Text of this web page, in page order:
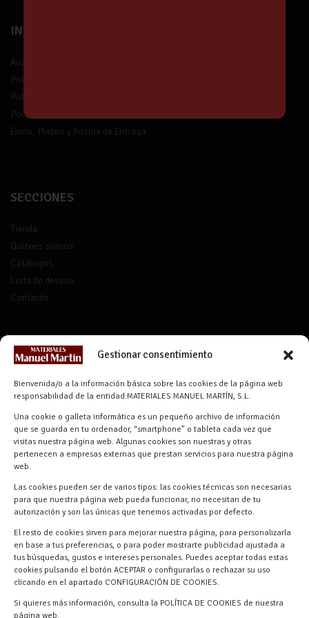
Gestionar consentimiento
Bienvenida/o a la información básica sobre las cookies de la página web
responsabilidad de la entidad:MATERIALES MANUEL MARTÍN, S.L.
Una cookie o galleta informática es un pequeño archivo de información
que se guarda en tu ordenador, “smartphone” o tableta cada vez que
visitas nuestra página web. Algunas cookies son nuestras y otras
pertenecen a empresas externas que prestan servicios para nuestra página
web.
Las cookies pueden ser de varios tipos: las cookies técnicas son necesarias
para que nuestra página web pueda funcionar, no necesitan de tu
autorización y son las únicas que tenemos activadas por defecto.
El resto de cookies sirven para mejorar nuestra página, para personalizarla
en base a tus preferencias, o para poder mostrarte publicidad ajustada a
tus búsquedas, gustos e intereses personales. Puedes aceptar todas estas
cookies pulsando el botón ACEPTAR o configurarlas o rechazar su uso
clicando en el apartado CONFIGURACIÓN DE COOKIES.
Si quieres más información, consulta la POLÍTICA DE COOKIES de nuestra
página web.
INFORMACIÓN
Aviso legal
Política de privacidad
Política de protección de datos
Política de devolución
Envío, Plazos y Forma de Entrega
SECCIONES
Tienda
Quiénes somos
Catálogos
Lista de deseos
Contacto
CONTACTO
info@materialesmanuelmartin.com
921 57 52 29
618 59 79 72 (Solo WhatsApp)
Materiales Manuel Martín Ctra.
Turégano-Navas de Oro, 47, 40280
Navalmanzano, Segovia, ESPAÑA
Desarrollado por